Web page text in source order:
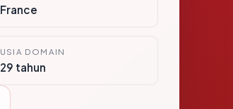
France
USIA DOMAIN
29 tahun